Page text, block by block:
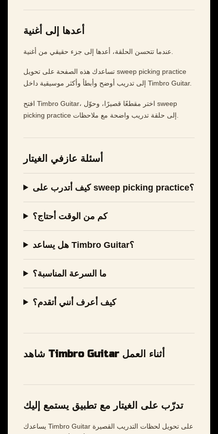
أعدها إلى أغنية
تساعدك هذه الصفحة على تحويل sweep picking practice
إلى تدريب أوضح وأبطأ وأكثر موسيقية داخل Timbro Guitar.
افتح Timbro Guitar، اختر مقطعًا قصيرًا، وحوّل sweep
أسئلة عازفي الغيتار
كيف أتدرب على sweep picking practice؟
كم من الوقت أحتاج؟
هل يساعد Timbro Guitar؟
ما السرعة المناسبة؟
كيف أعرف أنني أتقدم؟
شاهد Timbro Guitar أثناء العمل
تدرّب على الغيتار مع تطبيق يستمع إليك
يساعدك Timbro Guitar على تحويل لحظات التدريب القصيرة